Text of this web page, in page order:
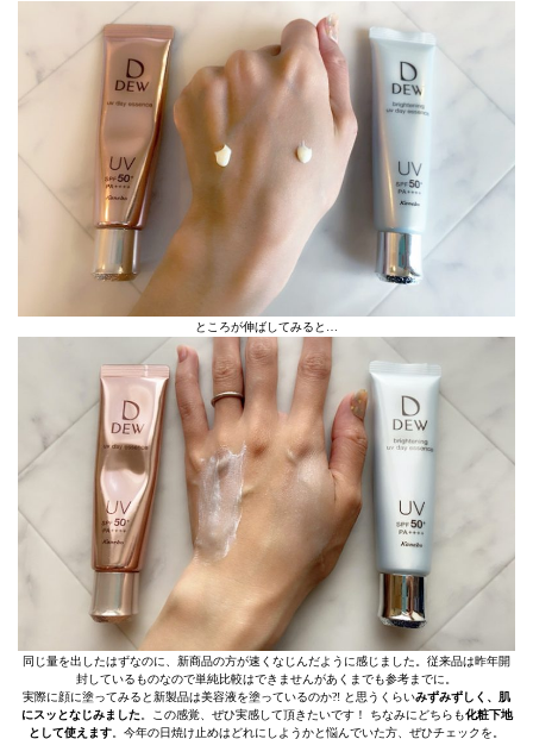
ところが伸ばしてみると…
同じ量を出したはずなのに、新商品の方が速くなじんだように感じました。従来品は昨年開
封しているものなので単純比較はできませんがあくまでも参考までに。
実際に顔に塗ってみると新製品は美容液を塗っているのか?! と思うくらいみずみずしく、肌
にスッとなじみました 。この感覚、ぜひ実感して頂きたいです！ ちなみにどちらも化粧下地
として使えます 。今年の日焼け止めはどれにしようかと悩んでいた方、ぜひチェックを。